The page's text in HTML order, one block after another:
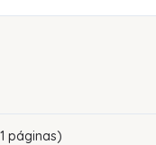
páginas)